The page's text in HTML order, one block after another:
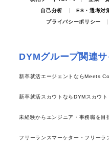
自己分析
ES・選考対
プライバシーポリシー
DYMグループ関連サ
新卒就活エージェントならMeets
新卒就活スカウトならDYMスカウト
未経験からエンジニア・事務職を目
フリーランスマーケター・フリー